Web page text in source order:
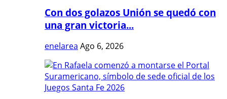
Con dos golazos Unión se quedó con
una gran victoria...
enelarea Ago 6, 2026